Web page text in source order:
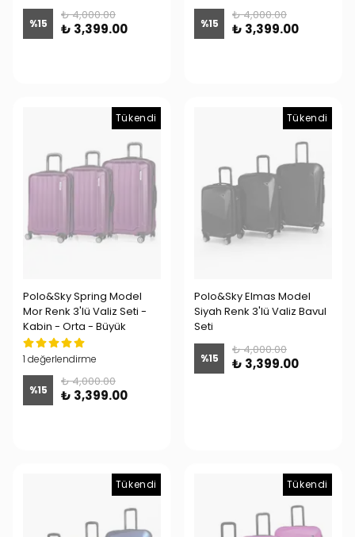
%15
₺ 4,000.00
₺ 3,399.00 %15
₺ 4,000.00
₺ 3,399.00
Tükendi
Polo&Sky Spring Model
Mor Renk 3'lü Valiz Seti -
Kabin - Orta - Büyük
1 değerlendirme
%15
₺ 4,000.00
₺ 3,399.00
Tükendi
Polo&Sky Elmas Model
Siyah Renk 3'lü Valiz Bavul
Seti
%15
₺ 4,000.00
₺ 3,399.00
Tükendi Tükendi